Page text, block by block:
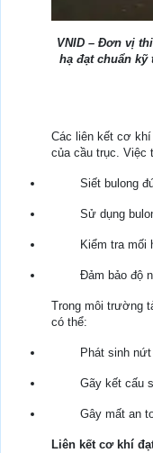
VNID – Đơn vị
hạ đạt chuẩn kỹ
Các liên kết cơ
của cầu trục. Việc
Siết bulong
Sử dụng
Kiểm tra mối
Đảm bảo độ
Trong môi trường
có thể:
Phát sinh nứt
Gãy kết cấu
Gây mất an
Liên kết cơ khí